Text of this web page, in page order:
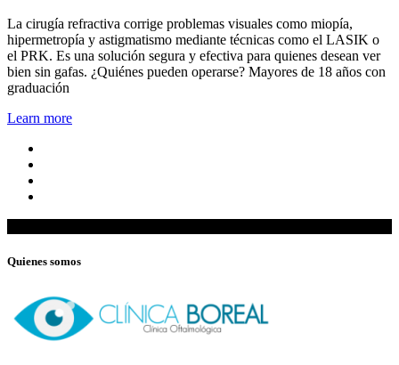
La cirugía refractiva corrige problemas visuales como miopía,
hipermetropía y astigmatismo mediante técnicas como el LASIK o
el PRK. Es una solución segura y efectiva para quienes desean ver
bien sin gafas. ¿Quiénes pueden operarse? Mayores de 18 años con
graduación
Learn more
Quienes somos